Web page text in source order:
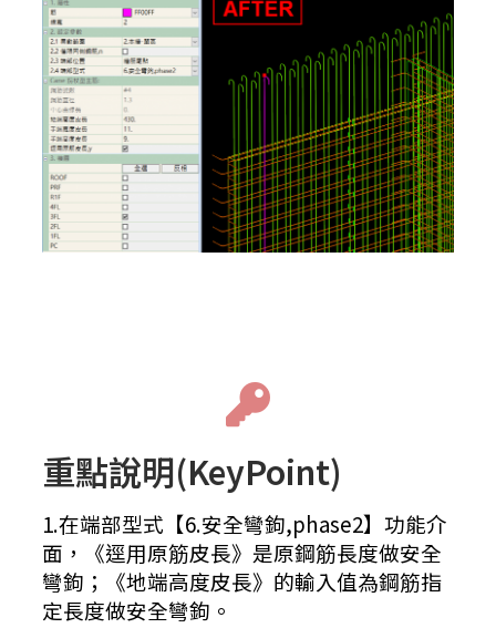
重點說明(KeyPoint)
1.在端部型式【6.安全彎鉤,phase2】功能介
面，《逕用原筋皮長》是原鋼筋長度做安全
彎鉤；《地端高度皮長》的輸入值為鋼筋指
定長度做安全彎鉤。